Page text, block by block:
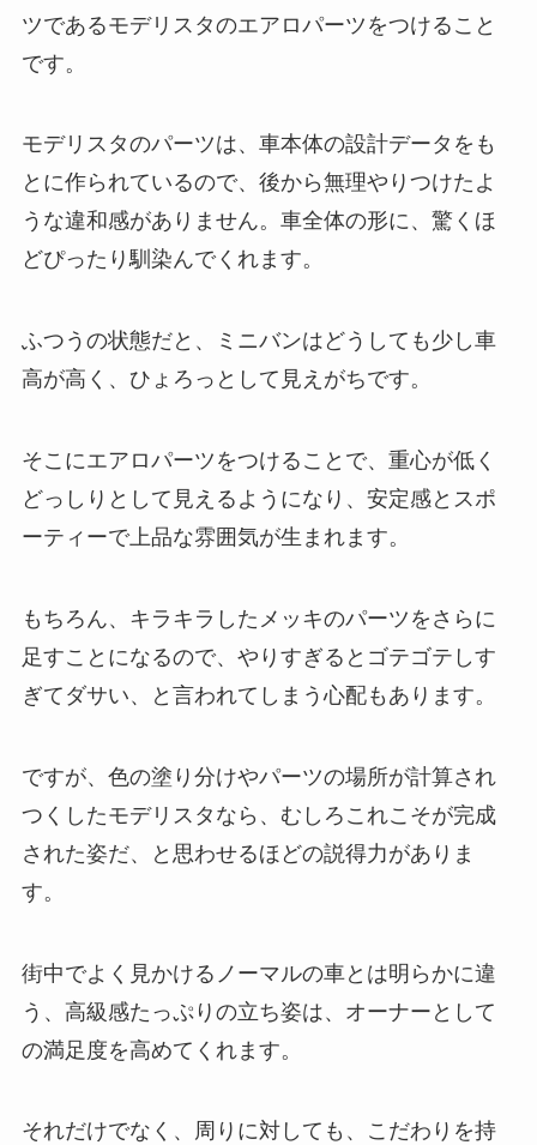
ツであるモデリスタのエアロパーツをつけること
です。
モデリスタのパーツは、車本体の設計データをも
とに作られているので、後から無理やりつけたよ
うな違和感がありません。車全体の形に、驚くほ
どぴったり馴染んでくれます。
ふつうの状態だと、ミニバンはどうしても少し車
高が高く、ひょろっとして見えがちです。
そこにエアロパーツをつけることで、重心が低く
どっしりとして見えるようになり、安定感とスポ
ーティーで上品な雰囲気が生まれます。
もちろん、キラキラしたメッキのパーツをさらに
足すことになるので、やりすぎるとゴテゴテしす
ぎてダサい、と言われてしまう心配もあります。
ですが、色の塗り分けやパーツの場所が計算され
つくしたモデリスタなら、むしろこれこそが完成
された姿だ、と思わせるほどの説得力がありま
す。
街中でよく見かけるノーマルの車とは明らかに違
う、高級感たっぷりの立ち姿は、オーナーとして
の満足度を高めてくれます。
それだけでなく、周りに対しても、こだわりを持